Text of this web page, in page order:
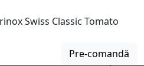
Swiss Classic Tomato
Pre-comandă